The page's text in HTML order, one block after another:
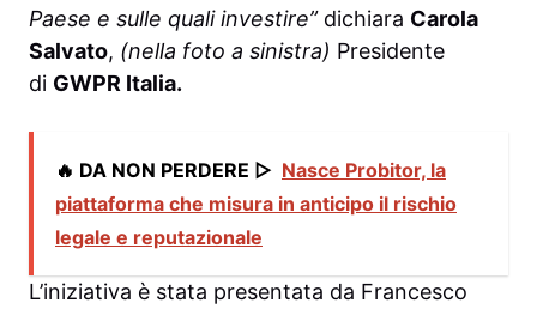
Paese e sulle quali investire”dichiara Carola
Salvato, (nella foto a sinistra) Presidente
di GWPR Italia.
🔥 DA NON PERDERE ▷ Nasce Probitor, la
piattaforma che misura in anticipo il rischio
legale e reputazionale
L’iniziativa è stata presentata da Francesco